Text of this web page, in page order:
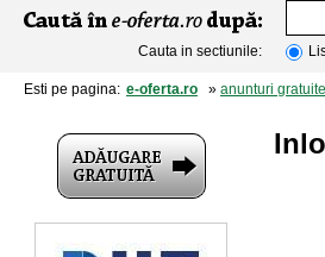
Cauta in sectiunile:
Esti pe pagina: e-oferta.ro » anunturi gratuite